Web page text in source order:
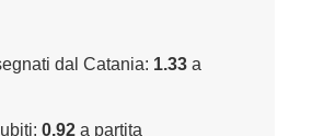
dal Catania: 1.33 a
0.92 a partita